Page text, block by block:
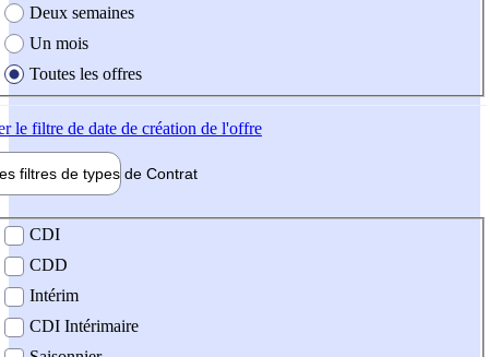
Deux semaines
Un mois
Toutes les offres
le filtre de date de création de l'offre
filtres de types de Contrat
contrat
CDI
CDD
Intérim
CDI Intérimaire